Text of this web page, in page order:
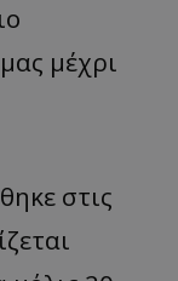
μέχρι
στις